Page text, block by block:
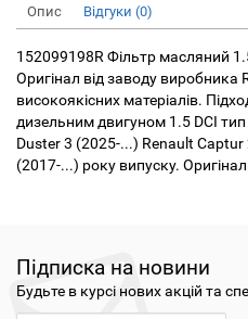
Опис Відгуки (0)
152099198R Фільтр масляний
Оригінал від заводу виробника
високоякісних матеріалів.
дизельним двигуном 1.5 DCI
Duster 3 (2025-...) Renault
(2017-...) року випуску.
Підписка на новини
Будьте в курсі нових акцій та